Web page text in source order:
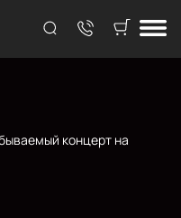
концерт на